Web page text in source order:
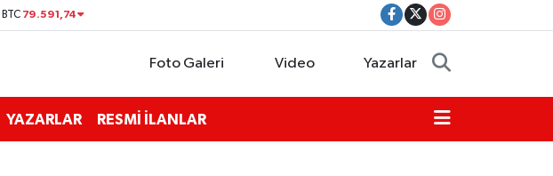
BTC 79.591,74
Foto Galeri Video Yazarlar
YAZARLAR RESMİ İLANLAR